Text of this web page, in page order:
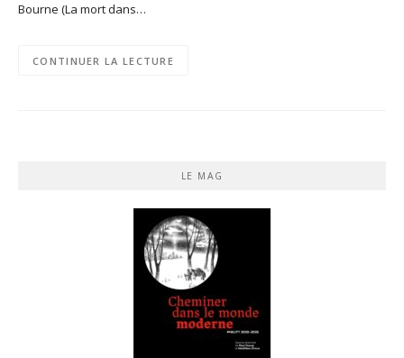
Bourne (La mort dans…
CONTINUER LA LECTURE
LE MAG